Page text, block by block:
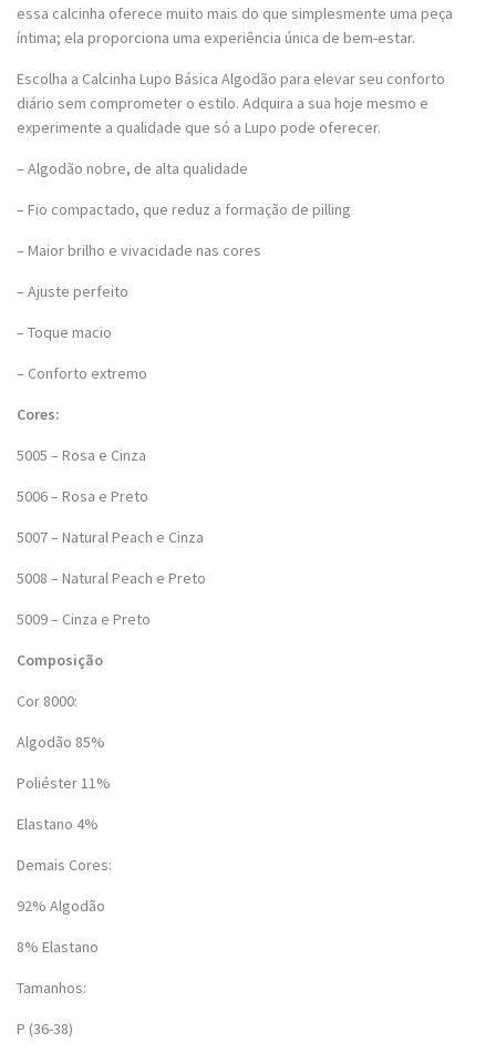
essa calcinha oferece muito mais do que simplesmente uma peça
íntima; ela proporciona uma experiência única de bem-estar.
Escolha a Calcinha Lupo Básica Algodão para elevar seu conforto
diário sem comprometer o estilo. Adquira a sua hoje mesmo e
experimente a qualidade que só a Lupo pode oferecer.
– Algodão nobre, de alta qualidade
– Fio compactado, que reduz a formação de pilling
– Maior brilho e vivacidade nas cores
– Ajuste perfeito
– Toque macio
– Conforto extremo
Cores:
5005 – Rosa e Cinza
5006 – Rosa e Preto
5007 – Natural Peach e Cinza
5008 – Natural Peach e Preto
5009 – Cinza e Preto
Composição
Cor 8000:
Algodão 85%
Poliéster 11%
Elastano 4%
Demais Cores:
92% Algodão
8% Elastano
Tamanhos:
P (36-38)